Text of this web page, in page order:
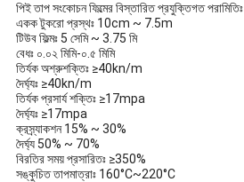
পিই তাপ সংকোচন ফিল্মের বিস্তারিত প্রযুক্তিগত পরামিতিঃ
একক টুকরো প্রস্থঃ 10cm ~ 7.5m
টিউব ফিল্মঃ 5 সেমি ~ 3.75 মি
বেধঃ ০.০২ মিমি-০.৫ মিমি
তির্যক অশ্রুশক্তিঃ ≥40kn/m
দৈর্ঘ্যঃ ≥40kn/m
তির্যক প্রসার্য শক্তিঃ ≥17mpa
দৈর্ঘ্যঃ ≥17mpa
ক্রস্র্যাকশন 15% ~ 30%
দৈর্ঘ্য 50% ~ 70%
বিরতির সময় প্রসারিতঃ ≥350%
সঙ্কুচিত তাপমাত্রাঃ 160°C~220°C